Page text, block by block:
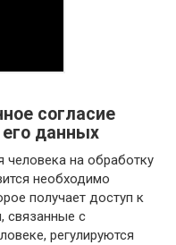
согласие
его данных
человека на обработку
необходимо
получает доступ к
связанные с
регулируются